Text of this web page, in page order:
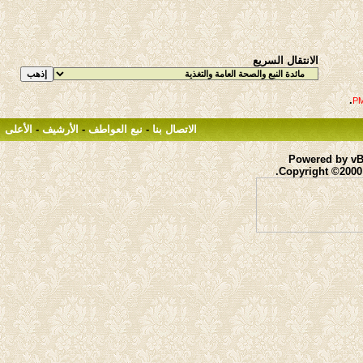
الانتقال السريع
.
الاتصال بنا - نبع العواطف - الأرشيف - الأعلى
Powered by
Copyright